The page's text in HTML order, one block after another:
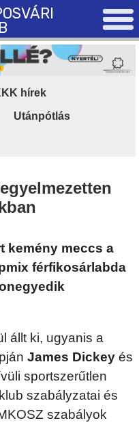
hírek
Utánpótlás
kemény meccs a
férfikosárlabda
állt ki, ugyanis a
James Dickey és
sportszerűtlen
szabályzatai és
szabályok